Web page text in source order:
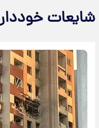
شایعات